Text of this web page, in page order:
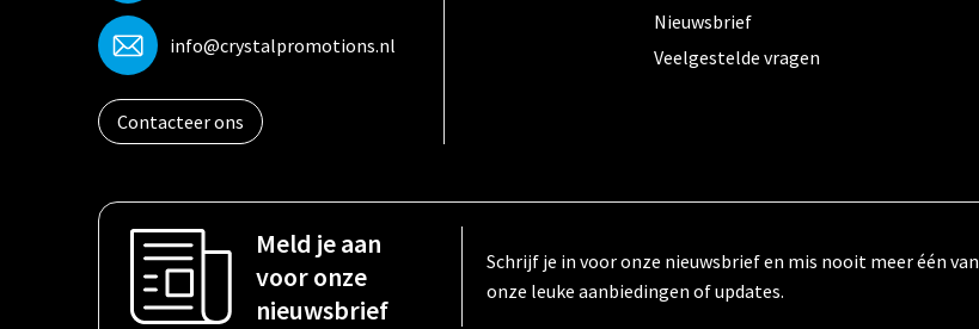
info@crystalpromotions.nl
Contacteer ons
Nieuwsbrief
Veelgestelde vragen
Meld je aan
voor onze
nieuwsbrief
Schrijf je in voor onze nieuwsbrief en mis nooit meer één van
onze leuke aanbiedingen of updates.